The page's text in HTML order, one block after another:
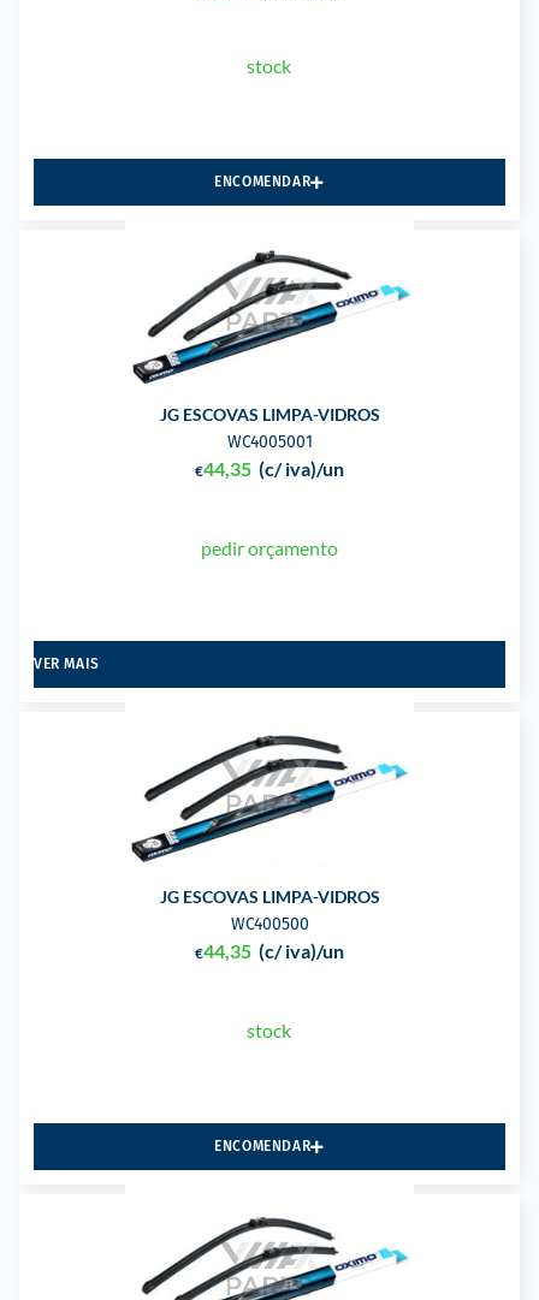
stock
ENCOMENDAR
JG ESCOVAS LIMPA-VIDROS
WC4005001
€44,35 (c/ iva)/un
pedir orçamento
VER MAIS
JG ESCOVAS LIMPA-VIDROS
WC400500
€44,35 (c/ iva)/un
stock
ENCOMENDAR